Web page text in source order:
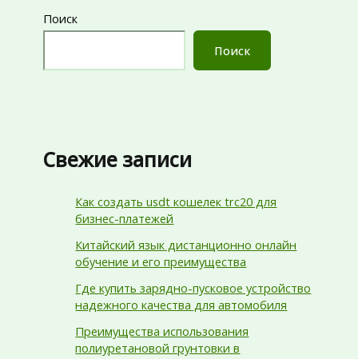
Поиск
Поиск
Свежие записи
Как создать usdt кошелек trc20 для
бизнес-платежей
Китайский язык дистанционно онлайн
обучение и его преимущества
Где купить зарядно-пусковое устройство
надежного качества для автомобиля
Преимущества использования
полиуретановой грунтовки в